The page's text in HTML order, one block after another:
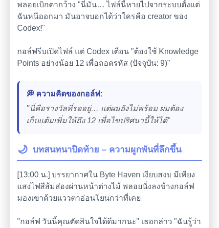
พลอยเบิกตากว้าง "นี่มัน… ไฟล์นี้หายไปจากระบบตั้งแต่
ฉันหนีออกมา มันอาจบอกได้ว่าใครคือ creator ของ
Codex!"
กอล์ฟรีบเปิดไฟล์ แต่ Codex เตือน "ต้องใช้ Knowledge
Points อย่างน้อย 12 เพื่อถอดรหัส (ปัจจุบัน: 9)"
💭 ความคิดของกอล์ฟ:
"นี่คือรางวัลที่รออยู่… แต่ผมยังไม่พร้อม ผมต้อง
เก็บแต้มเพิ่มให้ถึง 12 เพื่อไขปริศนานี้ให้ได้"
🌙 บทสนทนาปิดท้าย – ความผูกพันที่ลึกขึ้น
[13:00 น.] บรรยากาศใน Byte Haven เงียบสงบ มีเพียง
แสงไฟสีส้มส่องผ่านหน้าต่างไม้ พลอยนั่งลงข้างกอล์ฟ
มองเขาด้วยแววตาอ่อนโยนกว่าที่เคย
"กอล์ฟ วันนี้คุณตัดสินใจได้ดีมากนะ" เธอกล่าว "ฉันรู้ว่า